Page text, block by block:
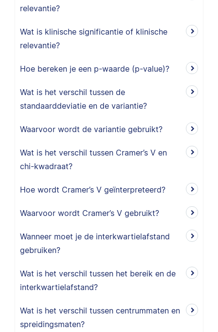
relevantie?
Wat is klinische significantie of klinische
relevantie?
Hoe bereken je een p-waarde (p-value)?
Wat is het verschil tussen de
standaarddeviatie en de variantie?
Waarvoor wordt de variantie gebruikt?
Wat is het verschil tussen Cramer’s V en
chi-kwadraat?
Hoe wordt Cramer’s V geïnterpreteerd?
Waarvoor wordt Cramer’s V gebruikt?
Wanneer moet je de interkwartielafstand
gebruiken?
Wat is het verschil tussen het bereik en de
interkwartielafstand?
Wat is het verschil tussen centrummaten en
spreidingsmaten?